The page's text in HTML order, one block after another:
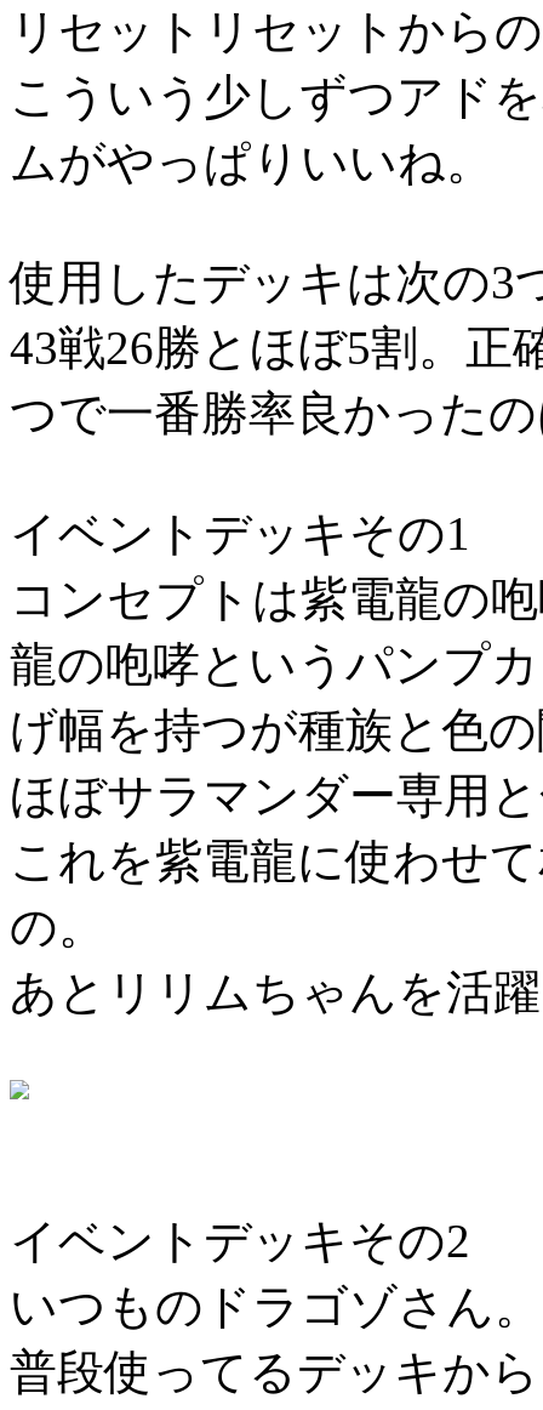
リセットリセットから
こういう少しずつアド
ムがやっぱりいいね。
使用したデッキは次の3
43戦26勝とほぼ5割。正
つで一番勝率良かった
イベントデッキその1
コンセプトは紫電龍の
龍の咆哮というパンプ
げ幅を持つが種族と色
ほぼサラマンダー専用
これを紫電龍に使わせ
の。
あとリリムちゃんを活
イベントデッキその2
いつものドラゴゾさん。
普段使ってるデッキか